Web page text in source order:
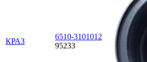
КРАЗ
6510-3101012
95233